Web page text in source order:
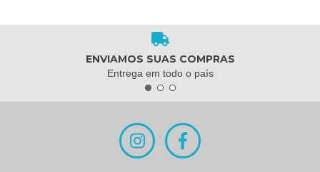
ENVIAMOS SUAS COMPRAS
Entrega em todo o país